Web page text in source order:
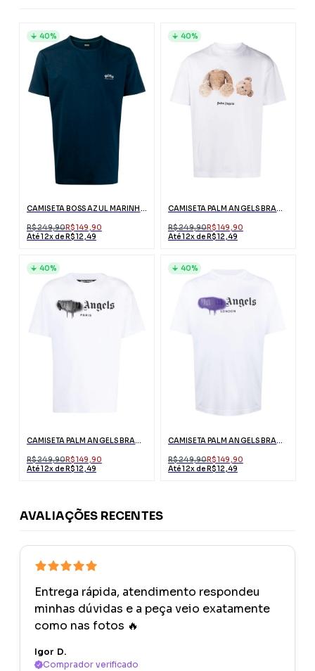
CAMISETA BOSS AZUL MARINHO COM LOGO BRANCO
R$ 249,90R$ 149,90
Até 12x de R$ 12,49
40%
CAMISETA PALM ANGELS BRANCA ESTAMPA URSO
R$ 249,90R$ 149,90
Até 12x de R$ 12,49
40%
CAMISETA PALM ANGELS BRANCA PARIS COM LOGO
R$ 249,90R$ 149,90
Até 12x de R$ 12,49
40%
CAMISETA PALM ANGELS BRANCA LONDON COM LOGO
R$ 249,90R$ 149,90
Até 12x de R$ 12,49
40%
AVALIAÇÕES RECENTES
Entrega rápida, atendimento respondeu
minhas dúvidas e a peça veio exatamente
como nas fotos 🔥
Igor D.
Comprador verificado